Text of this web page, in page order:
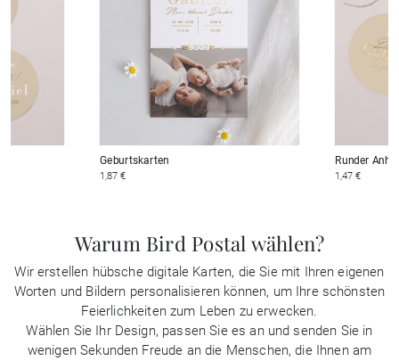
Geburtskarten
1,87 €
Runder
1,47 €
Warum Bird Postal wählen?
Wir erstellen hübsche digitale Karten, die Sie mit Ihren eigenen
Worten und Bildern personalisieren können, um Ihre schönsten
Feierlichkeiten zum Leben zu erwecken.
Wählen Sie Ihr Design, passen Sie es an und senden Sie in
wenigen Sekunden Freude an die Menschen, die Ihnen am